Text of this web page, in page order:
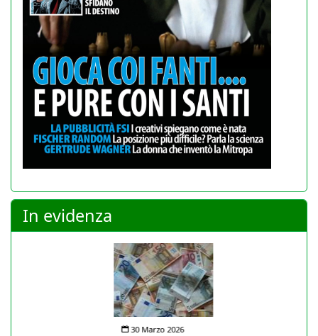
In evidenza
30 Marzo 2026